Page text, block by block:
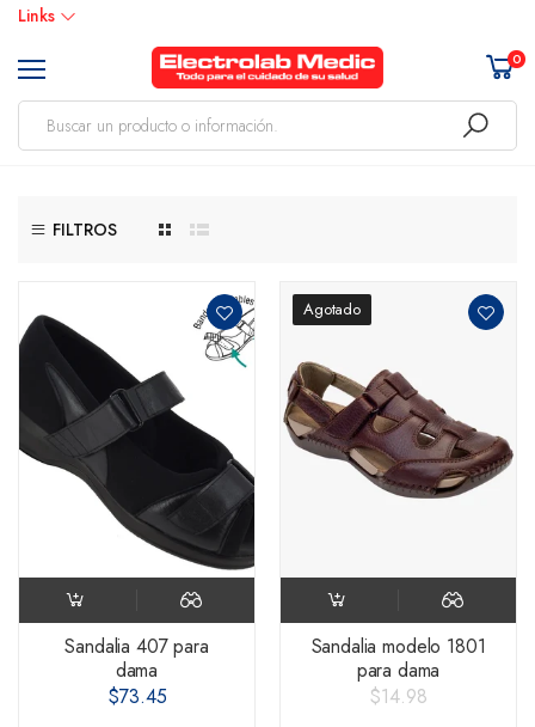
Links
0
FILTROS
Sandalia 407 para
dama
$73.45
Agotado
Sandalia modelo 1801
para dama
$14.98